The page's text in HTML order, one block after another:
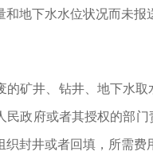
和地下水水位状况而未
矿井、钻井、地下水取
民政府或者其授权的部
织封井或者回填，所需费